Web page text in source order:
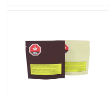
Cas
Pack de mauvaises